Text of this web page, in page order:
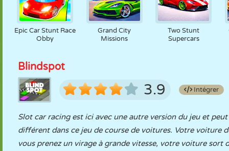
Epic Car Stunt Race
Obby
Grand City
Missions
Two Stunt
Supercars
Blindspot
3.9 Intégrer
Slot car racing est ici avec une autre version du jeu et
différent dans ce jeu de course de voitures. Votre voiture
vous prenez un virage à grande vitesse, votre voiture